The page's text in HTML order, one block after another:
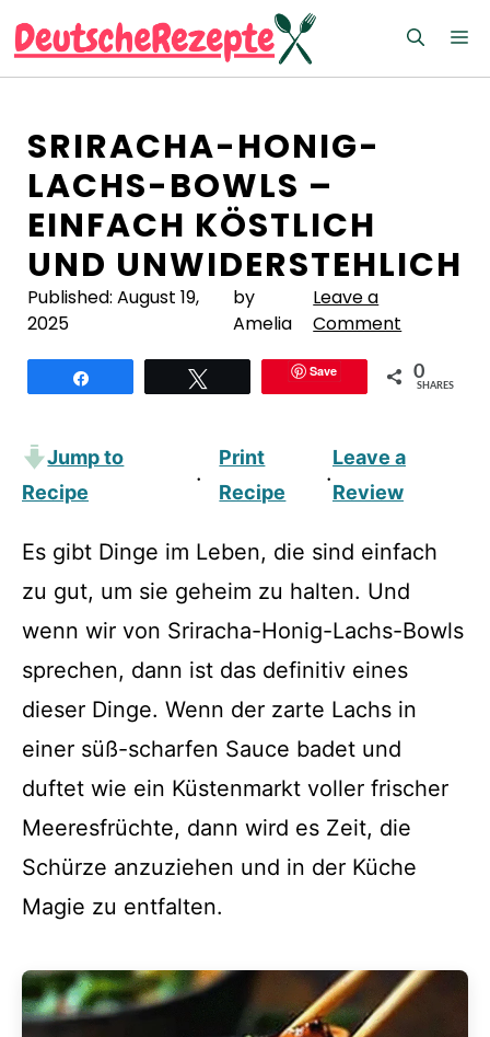
Inhalt
springen
SRIRACHA-HONIG-
LACHS-BOWLS –
EINFACH KÖSTLICH
UND UNWIDERSTEHLICH
Published: August 19,
2025
by
Amelia
Leave a
Comment
Save 0
SHARES
Jump to
Recipe
·
Print
Recipe
·
Leave a
Review
Es gibt Dinge im Leben, die sind einfach
zu gut, um sie geheim zu halten. Und
wenn wir von Sriracha-Honig-Lachs-Bowls
sprechen, dann ist das definitiv eines
dieser Dinge. Wenn der zarte Lachs in
einer süß-scharfen Sauce badet und
duftet wie ein Küstenmarkt voller frischer
Meeresfrüchte, dann wird es Zeit, die
Schürze anzuziehen und in der Küche
Magie zu entfalten.